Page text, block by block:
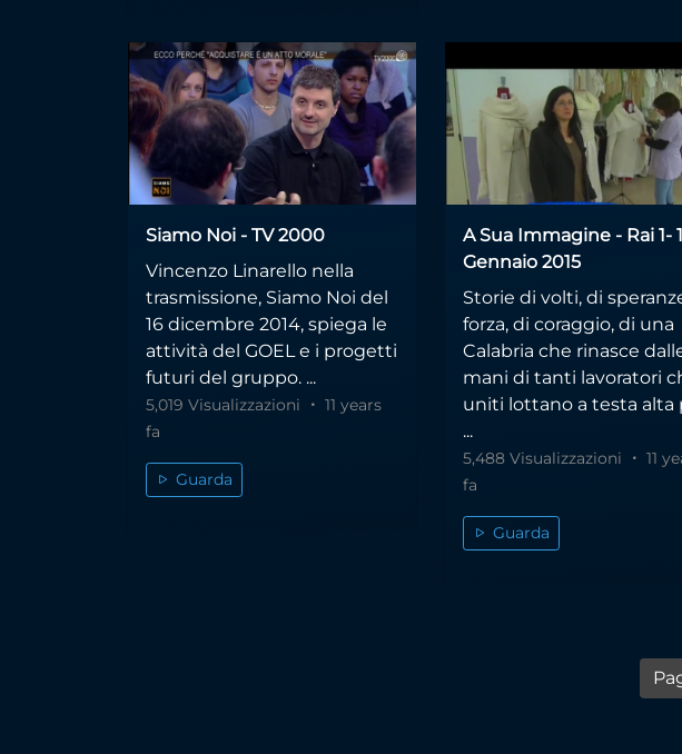
Siamo Noi - TV 2000
Vincenzo Linarello nella
trasmissione, Siamo Noi del
16 dicembre 2014, spiega le
attività del GOEL e i progetti
futuri del gruppo. ...
5,019 Visualizzazioni
11 years
fa
Guarda
A Sua Immagine - Rai 1-
Gennaio 2015
Storie di volti, di
forza, di coraggio, di una
Calabria che rinasce
mani di tanti lavoratori
uniti lottano a testa alta
...
5,488 Visualizzazioni
11
fa
Guarda